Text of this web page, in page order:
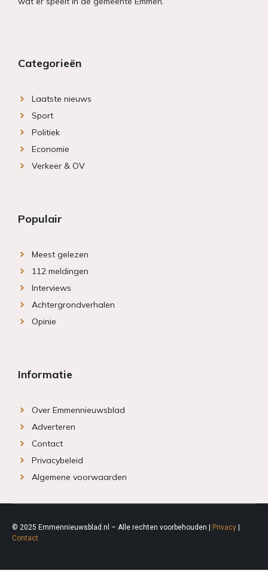
Categorieën
Laatste nieuws
Sport
Politiek
Economie
Verkeer & OV
Populair
Meest gelezen
112 meldingen
Interviews
Achtergrondverhalen
Opinie
Informatie
Over Emmennieuwsblad
Adverteren
Contact
Privacybeleid
Algemene voorwaarden
© 2025 Emmennieuwsblad.nl – Alle rechten voorbehouden | Privacy |
Contact